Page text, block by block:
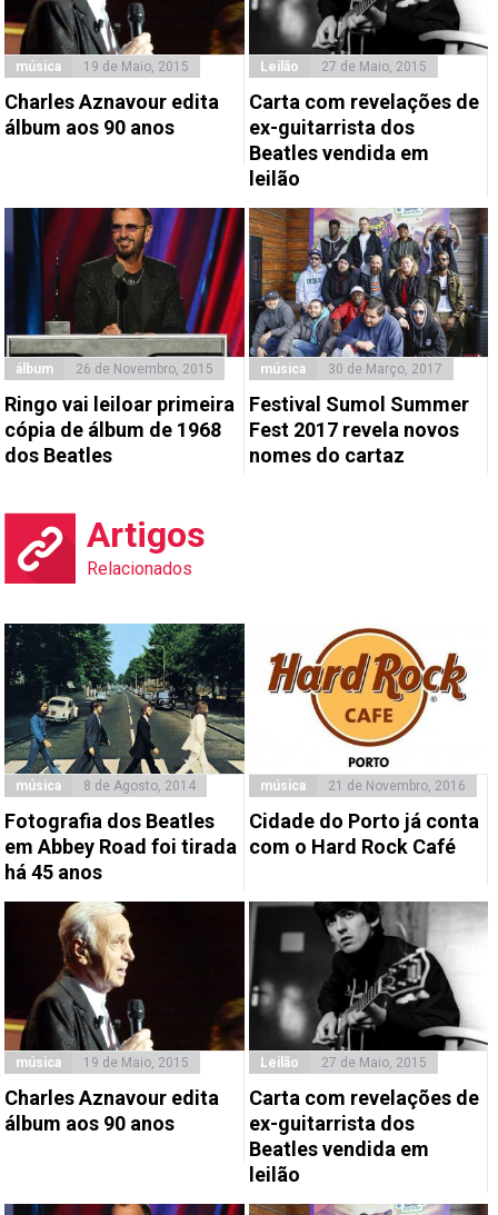
música 19 de Maio, 2015
Charles Aznavour edita
álbum aos 90 anos
Leilão 27 de Maio, 2015
Carta com revelações de
ex-guitarrista dos
Beatles vendida em
leilão
álbum 26 de Novembro, 2015
Ringo vai leiloar primeira
cópia de álbum de 1968
dos Beatles
música 30 de Março, 2017
Festival Sumol Summer
Fest 2017 revela novos
nomes do cartaz
Artigos
Relacionados
música 8 de Agosto, 2014
Fotografia dos Beatles
em Abbey Road foi tirada
há 45 anos
música 21 de Novembro, 2016
Cidade do Porto já conta
com o Hard Rock Café
música 19 de Maio, 2015
Charles Aznavour edita
álbum aos 90 anos
Leilão 27 de Maio, 2015
Carta com revelações de
ex-guitarrista dos
Beatles vendida em
leilão